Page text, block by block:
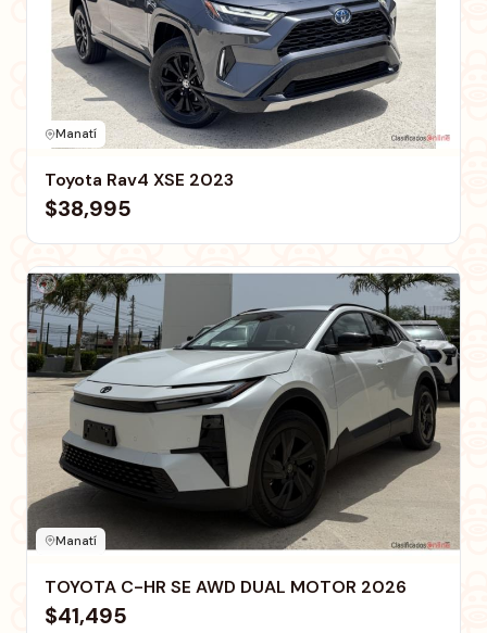
Manatí
Toyota Rav4 XSE 2023
$38,995
Manatí
TOYOTA C-HR SE AWD DUAL MOTOR 2026
$41,495